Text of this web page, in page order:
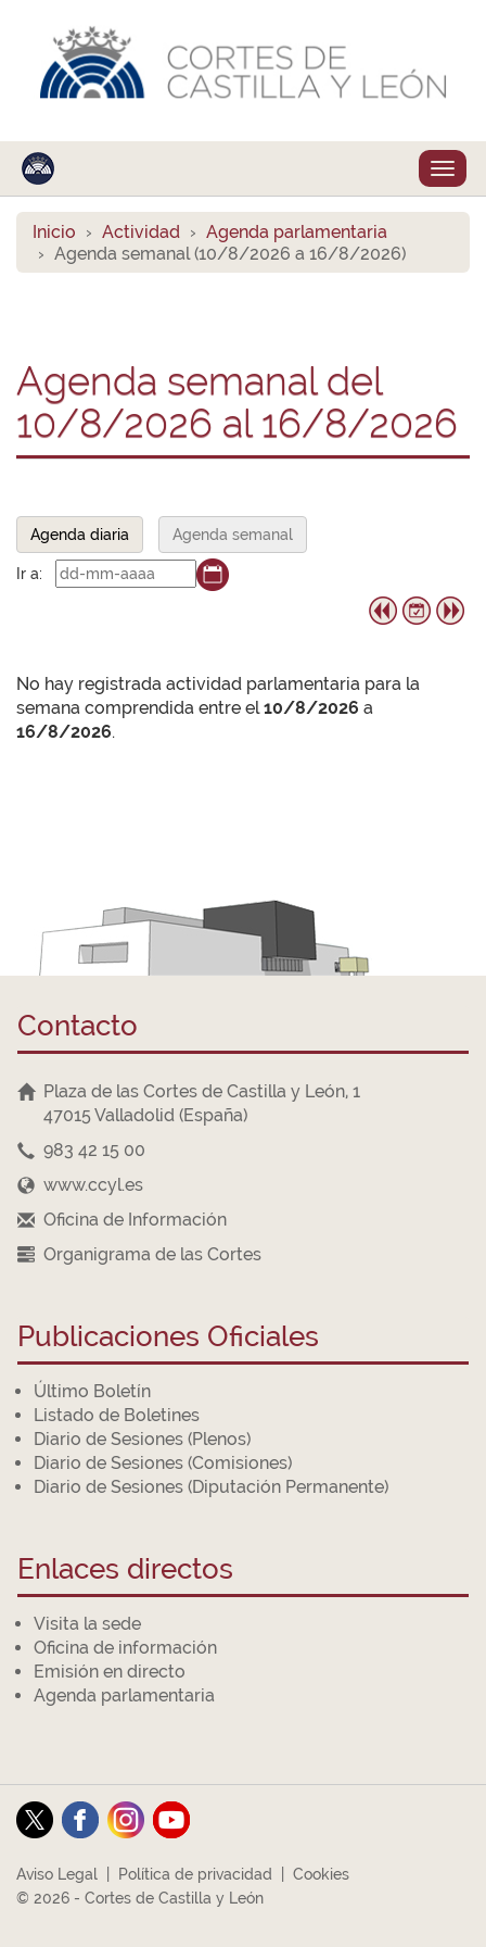
Inicio Actividad
Agenda parlamentaria
Agenda semanal (10/8/2026 a 16/8/2026)
Agenda semanal del
10/8/2026 al 16/8/2026
Agenda diaria Agenda semanal
Ir a:
No hay registrada actividad parlamentaria para la
semana comprendida entre el10/8/2026 a
16/8/2026.
Contacto
Plaza de las Cortes de Castilla y León, 1
47015 Valladolid (España)
983 42 15 00
www.ccyl.es
Oficina de Información
Organigrama de las Cortes
Publicaciones Oficiales
Último Boletín
Listado de Boletines
Diario de Sesiones (Plenos)
Diario de Sesiones (Comisiones)
Diario de Sesiones (Diputación Permanente)
Enlaces directos
Visita la sede
Oficina de información
Emisión en directo
Agenda parlamentaria
Aviso Legal Política de privacidad
Cookies
© 2026 - Cortes de Castilla y León